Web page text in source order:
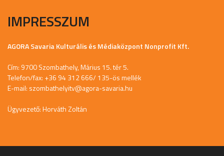
IMPRESSZUM
AGORA Savaria Kulturális és Médiaközpont Nonprofit Kft.
Cím: 9700 Szombathely, Márius 15. tér 5.
Telefon/fax: +36 94 312 666/ 135-ös mellék
E-mail: szombathelyitv@agora-savaria.hu
Ügyvezető: Horváth Zoltán